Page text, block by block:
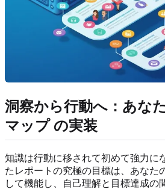
洞察から行動へ：あな
マップの実装
知識は行動に移されて初めて強力に
たレポートの究極の目標は、あなた
して機能し、自己理解と目標達成の